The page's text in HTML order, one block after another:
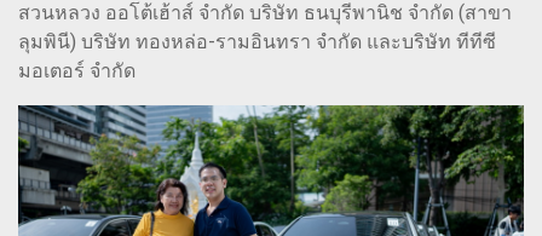
สวนหลวง ออโต้เฮ้าส์ จำกัด บริษัท ธนบุรีพานิช จำกัด (สาขา
ลุมพินี) บริษัท ทองหล่อ-รามอินทรา จำกัด และบริษัท ทีทีซี
มอเตอร์ จำกัด